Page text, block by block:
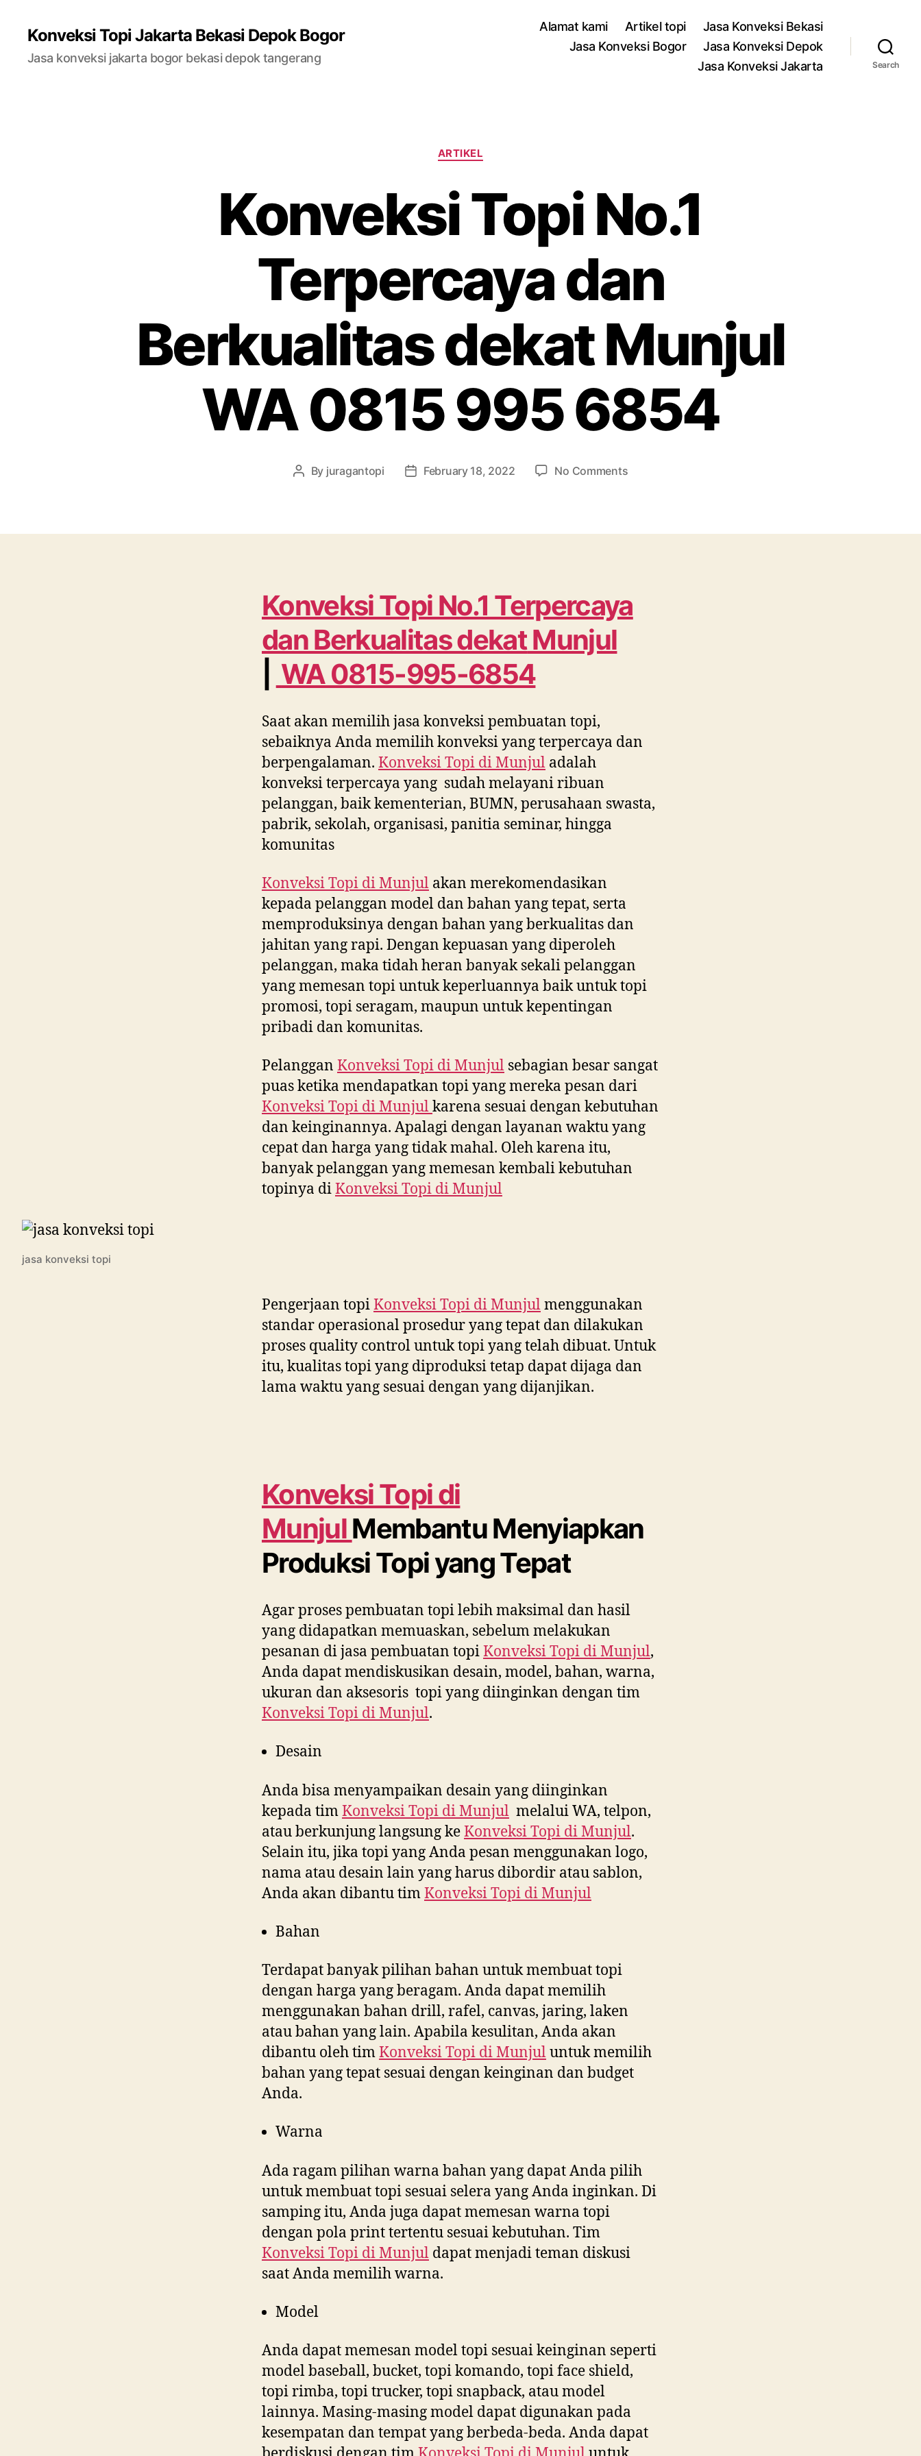
Konveksi Topi Jakarta Bekasi Depok Bogor
Jasa konveksi jakarta bogor bekasi depok tangerang
Alamat kami Artikel topi
Jasa Konveksi Bekasi
Jasa Konveksi Bogor
Jasa Konveksi Depok
Jasa Konveksi Jakarta
Search
Categories
ARTIKEL
Konveksi Topi No.1
Terpercaya dan
Berkualitas dekat Munjul
WA 0815 995 6854
Post
By juragantopi
PostFebruary 18, 2022 No Commentson
Terpercaya
Munjul
WA
Konveksi Topi No.1 Terpercaya
dan Berkualitas dekatMunjul
WA 0815-995-6854
Saat akan memilih jasa konveksi pembuatan topi,
sebaiknya Anda memilih konveksi yang terpercaya dan
berpengalaman. Konveksi Topi diMunjul adalah
konveksi terpercaya yang sudah melayani ribuan
pelanggan, baik kementerian, BUMN, perusahaan swasta,
pabrik, sekolah, organisasi, panitia seminar, hingga
komunitas
Konveksi Topi diMunjul akan merekomendasikan
kepada pelanggan model dan bahan yang tepat, serta
memproduksinya dengan bahan yang berkualitas dan
jahitan yang rapi. Dengan kepuasan yang diperoleh
pelanggan, maka tidah heran banyak sekali pelanggan
yang memesan topi untuk keperluannya baik untuk topi
promosi, topi seragam, maupun untuk kepentingan
pribadi dan komunitas.
Pelanggan Konveksi Topi diMunjul sebagian besar sangat
puas ketika mendapatkan topi yang mereka pesan dari
Konveksi Topi diMunjulkarena sesuai dengan kebutuhan
dan keinginannya. Apalagi dengan layanan waktu yang
cepat dan harga yang tidak mahal. Oleh karena itu,
banyak pelanggan yang memesan kembali kebutuhan
topinya diKonveksi Topi diMunjul
jasa konveksi topi
Pengerjaan topiKonveksi Topi diMunjulmenggunakan
standar operasional prosedur yang tepat dan dilakukan
proses quality control untuk topi yang telah dibuat. Untuk
itu, kualitas topi yang diproduksi tetap dapat dijaga dan
lama waktu yang sesuai dengan yang dijanjikan.
Konveksi Topi di
MunjulMembantu Menyiapkan
Produksi Topi yang Tepat
Agar proses pembuatan topi lebih maksimal dan hasil
yang didapatkan memuaskan, sebelum melakukan
pesanan di jasa pembuatan topiKonveksi Topi diMunjul,
Anda dapat mendiskusikan desain, model, bahan, warna,
ukuran dan aksesoris topi yang diinginkan dengan tim
Konveksi Topi diMunjul.
Desain
Anda bisa menyampaikan desain yang diinginkan
kepada timKonveksi Topi diMunjul melalui WA, telpon,
atau berkunjung langsung keKonveksi Topi diMunjul.
Selain itu, jika topi yang Anda pesan menggunakan logo,
nama atau desain lain yang harus dibordir atau sablon,
Anda akan dibantu timKonveksi Topi diMunjul
Bahan
Terdapat banyak pilihan bahan untuk membuat topi
dengan harga yang beragam. Anda dapat memilih
menggunakan bahan drill, rafel, canvas, jaring, laken
atau bahan yang lain. Apabila kesulitan, Anda akan
dibantu oleh timKonveksi Topi diMunjuluntuk memilih
bahan yang tepat sesuai dengan keinginan dan budget
Anda.
Warna
Ada ragam pilihan warna bahan yang dapat Anda pilih
untuk membuat topi sesuai selera yang Anda inginkan. Di
samping itu, Anda juga dapat memesan warna topi
dengan pola print tertentu sesuai kebutuhan. Tim
Konveksi Topi diMunjul dapat menjadi teman diskusi
saat Anda memilih warna.
Model
Anda dapat memesan model topi sesuai keinginan seperti
model baseball, bucket, topi komando, topi face shield,
topi rimba, topi trucker, topi snapback, atau model
lainnya. Masing-masing model dapat digunakan pada
kesempatan dan tempat yang berbeda-beda. Anda dapat